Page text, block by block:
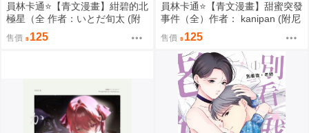
員林卡通⭐️【青文漫畫】紺碧的北
極星（全 作者：いとだ旬太 (附
尼采書套)
售價 125
員林卡通⭐️【青文漫畫】甜蜜突發
事件（全）作者： kanipan (附尼
采書套)
售價 125